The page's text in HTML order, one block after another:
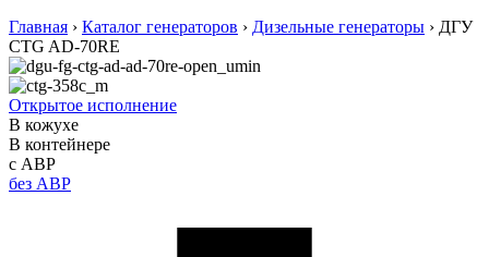
Главная › Каталог генераторов › Дизельные генераторы › ДГУ
CTG AD-70RE
Открытое исполнение
В кожухе
В контейнере
с АВР
без АВР